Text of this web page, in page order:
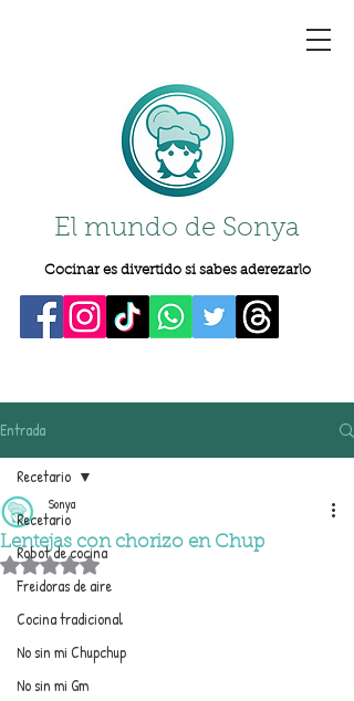
El mundo de Sonya
Cocinar es divertido si sabes aderezarlo
Entrada
Recetario
Robot de cocina
Freidoras de aire
Cocina tradicional
No sin mi Chupchup
No sin mi Gm
Recetario
Lentejas con chorizo en Chup
Sonya
Obtuvo NaN de 5 estrellas.